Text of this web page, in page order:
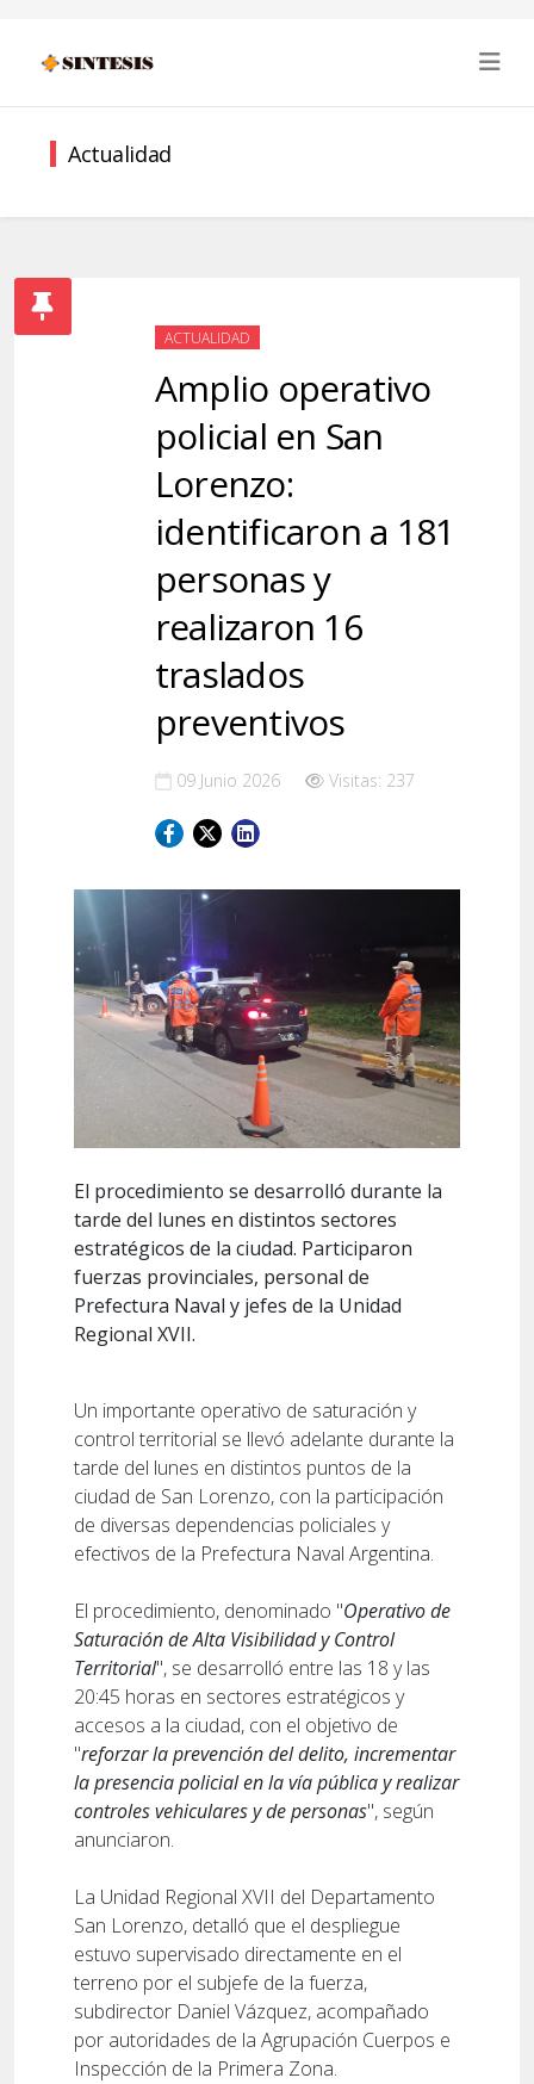
Actualidad
ACTUALIDAD
Amplio operativo
policial en San
Lorenzo:
identificaron a 181
personas y
realizaron 16
traslados
preventivos
09 Junio 2026 Visitas: 237
El procedimiento se desarrolló durante la
tarde del lunes en distintos sectores
estratégicos de la ciudad. Participaron
fuerzas provinciales, personal de
Prefectura Naval y jefes de la Unidad
Regional XVII.
Un importante operativo de saturación y
control territorial se llevó adelante durante la
tarde del lunes en distintos puntos de la
ciudad de San Lorenzo, con la participación
de diversas dependencias policiales y
efectivos de la Prefectura Naval Argentina.
El procedimiento, denominado "Operativo de
Saturación de Alta Visibilidad y Control
Territorial", se desarrolló entre las 18 y las
20:45 horas en sectores estratégicos y
accesos a la ciudad, con el objetivo de
"reforzar la prevención del delito, incrementar
la presencia policial en la vía pública y realizar
controles vehiculares y de personas", según
anunciaron.
La Unidad Regional XVII del Departamento
San Lorenzo, detalló que el despliegue
estuvo supervisado directamente en el
terreno por el subjefe de la fuerza,
subdirector Daniel Vázquez, acompañado
por autoridades de la Agrupación Cuerpos e
Inspección de la Primera Zona.